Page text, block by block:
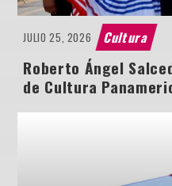
JULIO 25, 2026 Cultura
Roberto Ángel
de Cultura